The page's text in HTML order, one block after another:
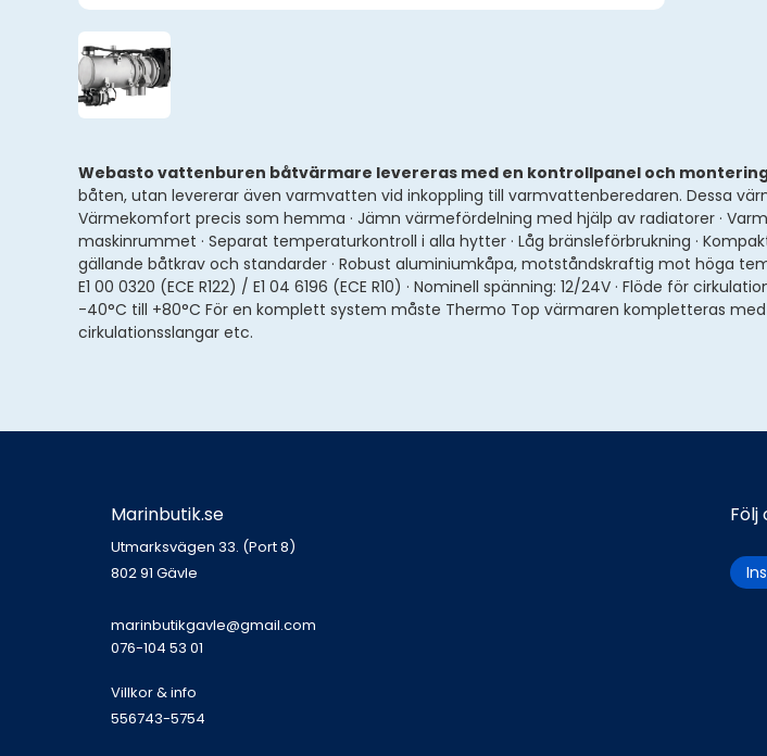
Webasto vattenburen båtvärmare levereras med en kontrollpanel och
båten, utan levererar även varmvatten vid inkoppling till varmvattenberedaren. Dessa
Värmekomfort precis som hemma · Jämn värmefördelning med hjälp av radiatorer ·
maskinrummet · Separat temperaturkontroll i alla hytter · Låg bränsleförbrukning ·
gällande båtkrav och standarder · Robust aluminiumkåpa, motståndskraftig mot höga
E1 00 0320 (ECE R122) / E1 04 6196 (ECE R10) · Nominell spänning: 12/24V · Flöde för
-40°C till +80°C För en komplett system måste Thermo Top värmaren kompletteras
cirkulationsslangar etc.
Marinbutik.se
Utmarksvägen 33. (Port 8)
802 91 Gävle
marinbutikgavle@gmail.com
076-104 53 01
Villkor & info
556743-5754
Följ